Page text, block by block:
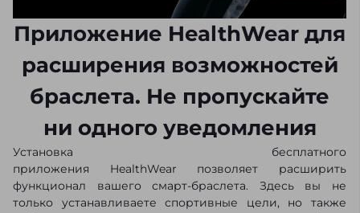
Приложение HealthWear для
расширения возможностей
браслета. Не пропускайте
ни одного уведомления
Установка бесплатного
приложения HealthWear позволяет расширить
функционал вашего смарт-браслета. Здесь вы не
только устанавливаете спортивные цели, но также